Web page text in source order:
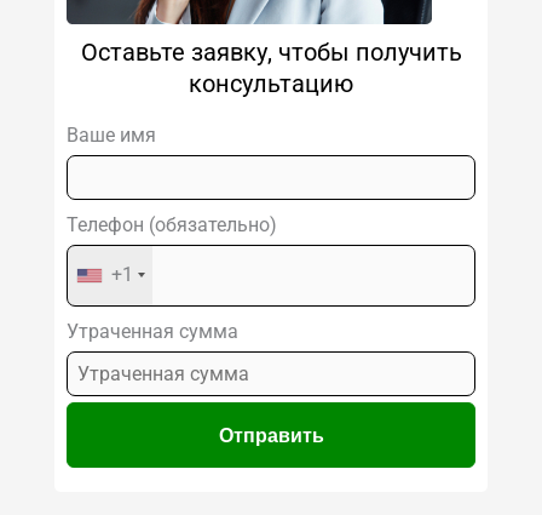
Оставьте заявку, чтобы получить
консультацию
Ваше имя
Телефон (обязательно)
+1
Утраченная сумма